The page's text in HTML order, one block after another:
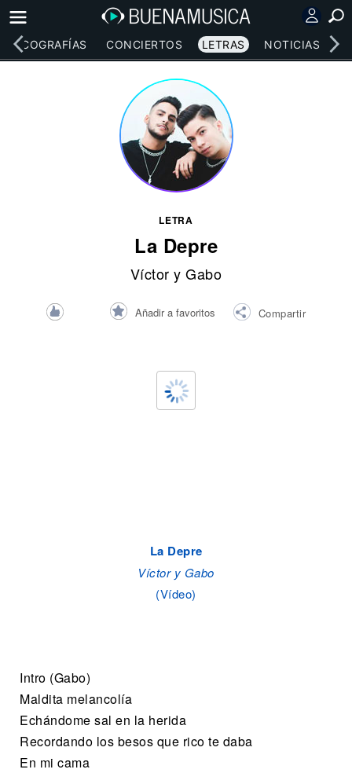
DISCOGRAFÍAS CONCIERTOS LETRAS NOTICIAS
LETRA
La Depre
Víctor y Gabo
Añadir a favoritos Compartir
La Depre
Víctor y Gabo
(Vídeo)
Intro (Gabo)
Maldita melancolía
Echándome sal en la herida
Recordando los besos que rico te daba
En mi cama